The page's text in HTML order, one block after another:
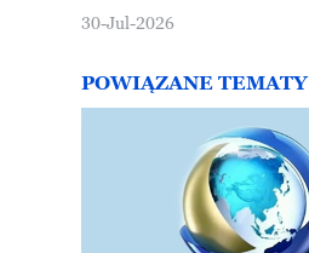
gospodarki
30-Jul-2026
POWIĄZANE TEMATY